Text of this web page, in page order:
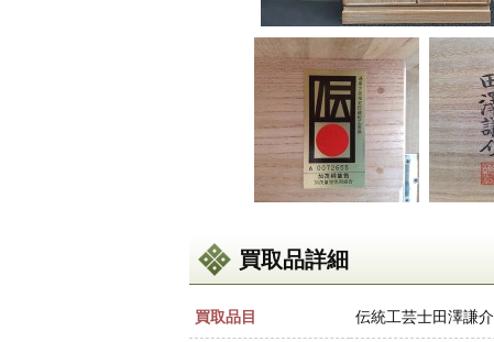
買取品詳細
買取品目 伝統工芸士田澤謙